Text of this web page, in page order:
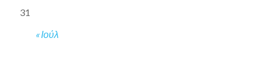
« Ιούλ
31